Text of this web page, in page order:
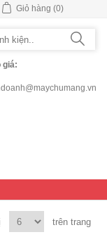
Giỏ hàng (0)
giá:
trên trang